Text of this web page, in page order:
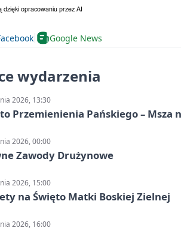
Google News
wydarzenia
2026, 13:30
Przemienienia Pańskiego – Msza
2026, 00:00
Zawody Drużynowe
2026, 15:00
na Święto Matki Boskiej Zielnej
2026, 16:00